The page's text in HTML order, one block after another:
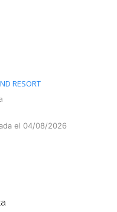
RESORT
el 04/08/2026